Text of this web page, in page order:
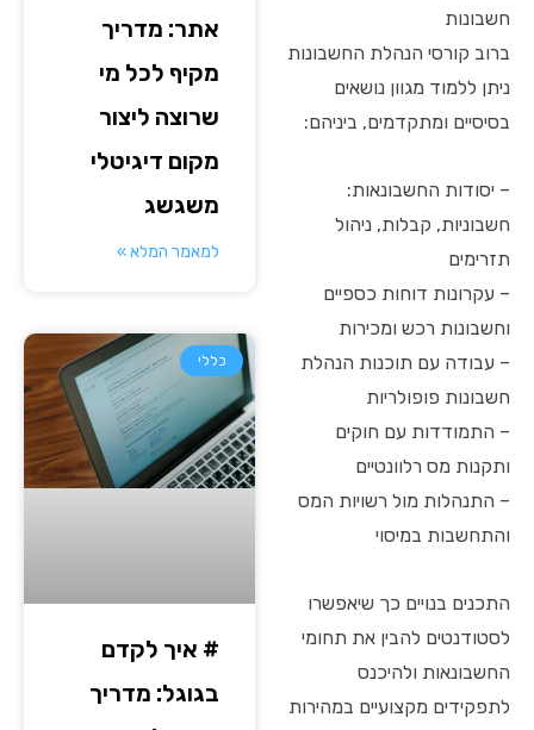
חשבונות
ברוב קורסי הנהלת החשבונות
ניתן ללמוד מגוון נושאים
בסיסיים ומתקדמים, ביניהם:
– יסודות החשבונאות:
חשבוניות, קבלות, ניהול
תזרימים
– עקרונות דוחות כספיים
וחשבונות רכש ומכירות
– עבודה עם תוכנות הנהלת
חשבונות פופולריות
– התמודדות עם חוקים
ותקנות מס רלוונטיים
– התנהלות מול רשויות המס
והתחשבות במיסוי
התכנים בנויים כך שיאפשרו
לסטודנטים להבין את תחומי
החשבונאות ולהיכנס
לתפקידים מקצועיים במהירות
אתר: מדריך
מקיף לכל מי
שרוצה ליצור
מקום דיגיטלי
משגשג
למאמר המלא »
כללי
# איך לקדם
בגוגל: מדריך